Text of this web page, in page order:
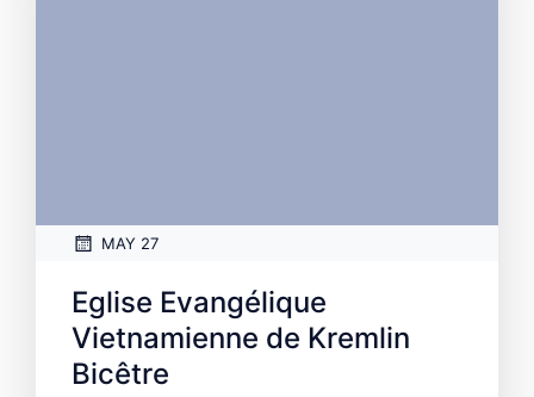
MAY 27
Eglise Evangélique
Vietnamienne de Kremlin
Bicêtre